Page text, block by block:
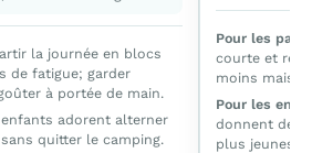
la journée en blocs
de fatigue; garder
à portée de main.
enfants adorent alterner
quitter le camping.
Pour les
courte et
moins mais
Pour les
donnent des
plus jeunes à